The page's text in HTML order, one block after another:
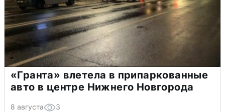
«Гранта» влетела в припаркованные
авто в центре Нижнего Новгорода
8 августа 3